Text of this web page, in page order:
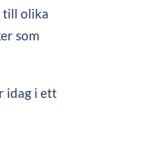
till olika
som
idag i ett